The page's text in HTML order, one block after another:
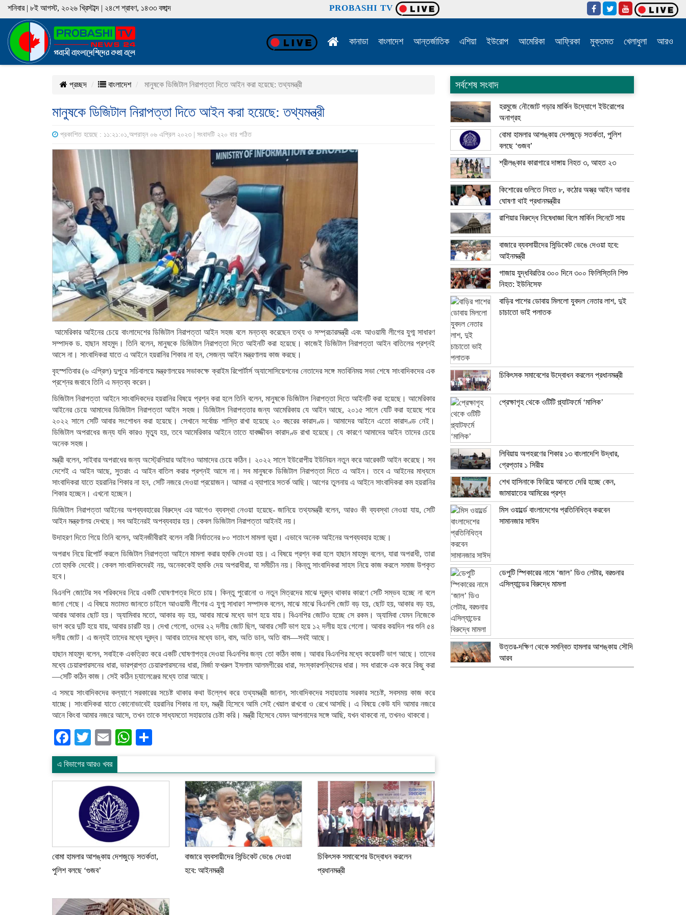
শনিবার | ৮ই আগস্ট, ২০২৬ খ্রিস্টাব্দ | ২৪শে শ্রাবণ, ১৪৩৩ বঙ্গাব্দ PROBASHI TV
কানাডা বাংলাদেশ আন্তর্জাতিক এশিয়া ইউরোপ আমেরিকা আফ্রিকা মুক্তমত খেলাধুলা আরও
প্রচ্ছদ বাংলাদেশ মানুষকে ডিজিটাল নিরাপত্তা দিতে আইন করা হয়েছে: তথ্যমন্ত্রী
মানুষকে ডিজিটাল নিরাপত্তা দিতে আইন করা হয়েছে: তথ্যমন্ত্রী
প্রকাশিত হয়েছে : ১১:২১:০১,অপরাহ্ন ০৬ এপ্রিল ২০২৩ | সংবাদটি ২২০ বার পঠিত
আমেরিকার আইনের চেয়ে বাংলাদেশের ডিজিটাল নিরাপত্তা আইন সহজ বলে মন্তব্য করেছেন তথ্য ও সম্প্রচারমন্ত্রী এবং আওয়ামী লীগের যুগ্ম সাধারণ
সম্পাদক ড. হাছান মাহমুদ। তিনি বলেন, মানুষকে ডিজিটাল নিরাপত্তা দিতে আইনটি করা হয়েছে। কাজেই ডিজিটাল নিরাপত্তা আইন বাতিলের প্রশ্নই
আসে না। সাংবাদিকরা যাতে এ আইনে হয়রানির শিকার না হন, সেজন্য আইন মন্ত্রণালয় কাজ করছে।
বৃহস্পতিবার (৬ এপ্রিল) দুপুরে সচিবালয়ে মন্ত্রণালয়ের সভাকক্ষে ক্রাইম রিপোর্টার্স অ্যাসোসিয়েশনের নেতাদের সঙ্গে মতবিনিময় সভা শেষে সাংবাদিকদের এক
প্রশ্নের জবাবে তিনি এ মন্তব্য করেন।
ডিজিটাল নিরাপত্তা আইনে সাংবাদিকদের হয়রানির বিষয়ে প্রশ্ন করা হলে তিনি বলেন, মানুষকে ডিজিটাল নিরাপত্তা দিতে আইনটি করা হয়েছে। আমেরিকার
আইনের চেয়ে আমাদের ডিজিটাল নিরাপত্তা আইন সহজ। ডিজিটাল নিরাপত্তার জন্য আমেরিকায় যে আইন আছে, ২০১৫ সালে যেটি করা হয়েছে পরে
২০২২ সালে সেটি আবার সংশোধন করা হয়েছে। সেখানে সর্বোচ্চ শাস্তি রাখা হয়েছে ২০ বছরের কারাদণ্ড। আমাদের আইনে এতো কারাদণ্ড নেই।
ডিজিটাল অপরাধের জন্য যদি কারও মৃত্যু হয়, তবে আমেরিকার আইনে তাতে যাবজ্জীবন কারাদণ্ড রাখা হয়েছে। যে কারণে আমাদের আইন তাদের চেয়ে
অনেক সহজ।
মন্ত্রী বলেন, সাইবার অপরাধের জন্য অস্ট্রেলিয়ার আইনও আমাদের চেয়ে কঠিন। ২০২২ সালে ইউরোপীয় ইউনিয়ন নতুন করে আরেকটি আইন করেছে। সব
দেশেই এ আইন আছে, সুতরাং এ আইন বাতিল করার প্রশ্নই আসে না। সব মানুষকে ডিজিটাল নিরাপত্তা দিতে এ আইন। তবে এ আইনের মাধ্যমে
সাংবাদিকরা যাতে হয়রানির শিকার না হন, সেটি নজরে দেওয়া প্রয়োজন। আমরা এ ব্যাপারে সতর্ক আছি। আগের তুলনায় এ আইনে সাংবাদিকরা কম হয়রানির
শিকার হচ্ছেন। এখনো হচ্ছেন।
ডিজিটাল নিরাপত্তা আইনের অপব্যবহারের বিরুদ্ধে এর আগেও ব্যবস্থা নেওয়া হয়েছে- জানিয়ে তথ্যমন্ত্রী বলেন, আরও কী ব্যবস্থা নেওয়া যায়, সেটি
আইন মন্ত্রণালয় দেখছে। সব আইনেরই অপব্যবহার হয়। কেবল ডিজিটাল নিরাপত্তা আইনই নয়।
উদাহরণ দিতে গিয়ে তিনি বলেন, আইনজীবীরাই বলেন নারী নির্যাতনের ৮০ শতাংশ মামলা ভুয়া। এভাবে অনেক আইনের অপব্যবহার হচ্ছে।
অপরাধ নিয়ে রিপোর্ট করলে ডিজিটাল নিরাপত্তা আইনে মামলা করার হুমকি দেওয়া হয়। এ বিষয়ে প্রশ্ন করা হলে হাছান মাহমুদ বলেন, যারা অপরাধী, তারা
তো হুমকি দেবেই। কেবল সাংবাদিকদেরই নয়, অনেককেই হুমকি দেয় অপরাধীরা, যা সমীচীন নয়। কিন্তু সাংবাদিকরা সাহস নিয়ে কাজ করলে সমাজ উপকৃত
হবে।
বিএনপি জোটের সব শরিকদের নিয়ে একটি ঘোষণাপত্র দিতে চায়। কিন্তু পুরোনো ও নতুন মিত্রদের মাঝে দ্বন্দ্ব থাকার কারণে সেটি সম্ভব হচ্ছে না বলে
জানা গেছে। এ বিষয়ে মতামত জানতে চাইলে আওয়ামী লীগের এ যুগ্ম সাধারণ সম্পাদক বলেন, মাঝে মাঝে বিএনপি জোট বড় হয়, ছোট হয়, আকার বড় হয়,
আবার আকার ছোট হয়। অ্যামিবার মতো, আকার বড় হয়, আবার মাঝে মধ্যে ভাগ হয়ে যায়। বিএনপির জোটও হচ্ছে সে রকম। অ্যামিবা যেমন নিজেকে
ভাগ করে দুটি হয়ে যায়, আবার চারটি হয়। দেখা গেলো, ওদের ২২ দলীয় জোট ছিল, আবার সেটি ভাগ হয়ে ১২ দলীয় হয়ে গেলো। আবার কয়দিন পর শুনি ৫৪
দলীয় জোট। এ জন্যই তাদের মধ্যে দ্বন্দ্ব। আবার তাদের মধ্যে ডান, বাম, অতি ডান, অতি বাম—সবই আছে।
হাছান মাহমুদ বলেন, সবাইকে একত্রিত করে একটি ঘোষণাপত্র দেওয়া বিএনপির জন্য তো কঠিন কাজ। আবার বিএনপির মধ্যে কয়েকটি ভাগ আছে। তাদের
মধ্যে চেয়ারপারসনের ধারা, ভারপ্রাপ্ত চেয়ারপারসনের ধারা, মির্জা ফখরুল ইসলাম আলমগীরের ধারা, সংস্কারপন্থিদের ধারা। সব ধারাকে এক করে কিছু করা
—সেটি কঠিন কাজ। সেই কঠিন চ্যালেঞ্জের মধ্যে তারা আছে।
এ সময়ে সাংবাদিকদের কল্যাণে সরকারের সচেষ্ট থাকার কথা উল্লেখ করে তথ্যমন্ত্রী জানান, সাংবাদিকদের সহায়তায় সরকার সচেষ্ট, সবসময় কাজ করে
যাচ্ছে। সাংবাদিকরা যাতে কোনোভাবেই হয়রানির শিকার না হন, মন্ত্রী হিসেবে আমি সেই খেয়াল রাখবো ও রেখে আসছি। এ বিষয়ে কেউ যদি আমার নজরে
আনে কিংবা আমার নজরে আসে, তখন তাকে সাধ্যমতো সহায়তার চেষ্টা করি। মন্ত্রী হিসেবে যেমন আপনাদের সঙ্গে আছি, যখন থাকবো না, তখনও থাকবো।
Facebook
Twitter
EmailWhatsApp
এ বিভাগের আরও খবর
বোমা হামলার আশঙ্কায় দেশজুড়ে সতর্কতা,
পুলিশ বলছে ‘গুজব’
বাজারে ব্যবসায়ীদের সিন্ডিকেট ভেঙে দেওয়া
হবে: আইনমন্ত্রী
চিকিৎসক সমাবেশের উদ্বোধন করলেন
প্রধানমন্ত্রী
সর্বশেষ সংবাদ
হরমুজে নৌজোট গড়ার মার্কিন উদ্যোগে ইউরোপের
অনাগ্রহ
বোমা হামলার আশঙ্কায় দেশজুড়ে সতর্কতা, পুলিশ
বলছে ‘গুজব’
শ্রীলঙ্কার কারাগারে দাঙ্গায় নিহত ৩, আহত ২৩
কিশোরের গুলিতে নিহত ৮, কঠোর অস্ত্র আইন আনার
ঘোষণা থাই প্রধানমন্ত্রীর
রাশিয়ার বিরুদ্ধে নিষেধাজ্ঞা বিলে মার্কিন সিনেটে সায়
বাজারে ব্যবসায়ীদের সিন্ডিকেট ভেঙে দেওয়া হবে:
আইনমন্ত্রী
গাজায় যুদ্ধবিরতির ৩০০ দিনে ৩০০ ফিলিস্তিনি শিশু
নিহত: ইউনিসেফ
বাড়ির পাশের ডোবায় মিললো যুবদল নেতার লাশ, দুই
চাচাতো ভাই পলাতক
চিকিৎসক সমাবেশের উদ্বোধন করলেন প্রধানমন্ত্রী
প্রেক্ষাগৃহ থেকে ওটিটি প্ল্যাটফর্মে ‘মালিক’
লিবিয়ায় অপহরণের শিকার ১৩ বাংলাদেশি উদ্ধার,
গ্রেপ্তার ১ সিরীয়
শেখ হাসিনাকে ফিরিয়ে আনতে দেরি হচ্ছে কেন,
জামায়াতের আমিরের প্রশ্ন
মিস ওয়ার্ল্ডে বাংলাদেশের প্রতিনিধিত্ব করবেন
সামানজার সাঈদ
ডেপুটি স্পিকারের নামে ‘জাল’ ডিও লেটার, বরগুনার
এসিল্যান্ডের বিরুদ্ধে মামলা
উত্তর-দক্ষিণ থেকে সমন্বিত হামলার আশঙ্কায় সৌদি
আরব